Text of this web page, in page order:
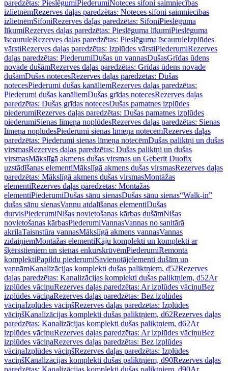
paredzētas: PieslēgumiPiederumiNoteces sifoni saimniecības
izlietnēmRezerves daļas paredzētas: Noteces sifoni saimniecības
izlietnēmSifoniRezerves daļas paredzētas: SifoniPieslēguma
līkumiRezerves daļas paredzētas: Pieslēguma līkumiPieslēguma
īscauruleRezerves daļas paredzētas: Pieslēguma īscauruleIzplūdes
vārstiRezerves daļas paredzētas: Izplūdes vārstiPiederumiRezerves
daļas paredzētas: PiederumiDušas un vannasDušasGrīdas ūdens
novade dušāmRezerves daļas paredzētas: Grīdas ūdens novade
dušāmDušas notecesRezerves daļas paredzētas: Dušas
notecesPiederumi dušas kanāliemRezerves daļas paredzētas:
Piederumi dušas kanāliemDušas grīdas notecesRezerves daļas
paredzētas: Dušas grīdas notecesDušas pamatnes izplūdes
piederumiRezerves daļas paredzētas: Dušas pamatnes izplūdes
piederumiSienas līmeņa noplūdesRezerves daļas paredzētas: Sienas
līmeņa noplūdesPiederumi sienas līmeņa notecēmRezerves daļas
paredzētas: Piederumi sienas līmeņa notecēmDušas paliktņi un dušas
virsmasRezerves daļas paredzētas: Dušas paliktņi un dušas
virsmasMākslīgā akmens dušas virsmas un Geberit Duofix
uzstādīšanas elementiMākslīgā akmens dušas virsmasRezerves daļas
paredzētas: Mākslīgā akmens dušas virsmasMontāžas
elementiRezerves daļas paredzētas: Montāžas
elementiPiederumiDušas sānu sienasDušas sānu sienas“Walk-in”
dušas sānu sienasVannu atdalīšanas elementiDušas
durvisPiederumiNišas novietošanas kārbas dušāmNišas
novietošanas kārbasPiederumiVannasVannas no sanitārā
akrilaTaisnstūra vannasMākslīgā akmens vannasVannas
zīdaiņiemMontāžas elementiKāju komplekti un komplekti ar
šķērsstieņiem un sienas enkurskrūvēmPiederumiRemonta
komplektiPapildu piederumiSavienotājelementi dušām un
vannāmKanalizācijas komplekti dušas paliktņiem, d52Rezerves
daļas paredzētas: Kanalizācijas komplekti dušas paliktņiem, d52Ar
izplūdes vāciņuRezerves daļas paredzētas: Ar izplūdes vāciņuBez
izplūdes vāciņaRezerves daļas paredzētas: Bez izplūdes
vāciņaIzplūdes vāciņšRezerves daļas paredzētas: Izplūdes
vāciņšKanalizācijas komplekti dušas paliktņiem, d62Rezerves daļas
paredzētas: Kanalizācijas komplekti dušas paliktņiem, d62Ar
izplūdes vāciņuRezerves daļas paredzētas: Ar izplūdes vāciņuBez
izplūdes vāciņaRezerves daļas paredzētas: Bez izplūdes
vāciņaIzplūdes vāciņšRezerves daļas paredzētas: Izplūdes
vāciņšKanalizācijas komplekti dušas paliktņiem, d90Rezerves daļas
paredzētas: Kanalizācijas komplekti dušas paliktņiem, d90Ar